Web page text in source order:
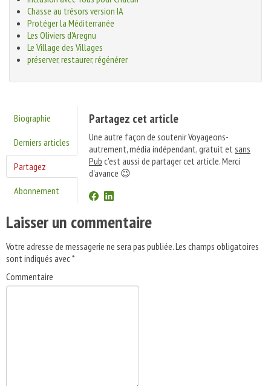
Chasse au trésors version IA
Protéger la Méditerranée
Les Oliviers d'Aregnu
Le Village des Villages
préserver, restaurer, régénérer
Biographie
Derniers articles
Partagez
Abonnement
Partagez cet article
Une autre façon de soutenir Voyageons-
autrement, média indépendant, gratuit et sans
Pub c'est aussi de partager cet article. Merci
d'avance 😉
Laisser un commentaire
Votre adresse de messagerie ne sera pas publiée.Les champs obligatoires
sont indiqués avec*
Commentaire